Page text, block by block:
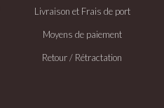
Livraison et Frais de port
Moyens de paiement
Retour / Rétractation